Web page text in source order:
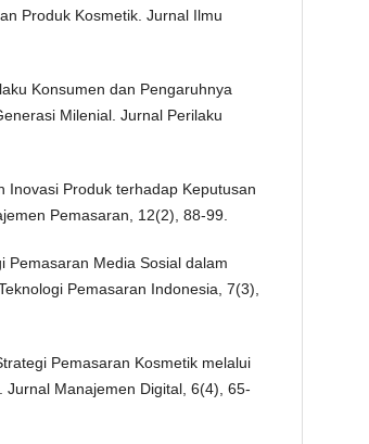
Produk Kosmetik. Jurnal Ilmu
Konsumen dan Pengaruhnya
Milenial. Jurnal Perilaku
Inovasi Produk terhadap Keputusan
Pemasaran, 12(2), 88-99.
Pemasaran Media Sosial dalam
Pemasaran Indonesia, 7(3),
Pemasaran Kosmetik melalui
Manajemen Digital, 6(4), 65-